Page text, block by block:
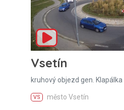
Vsetín
kruhový objezd gen. Klapálka
VS město Vsetín